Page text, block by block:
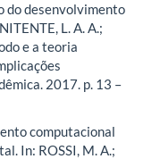
do desenvolvimento
L. A. A.;
e a teoria
2017. p. 13 –
computacional
In: ROSSI, M. A.;